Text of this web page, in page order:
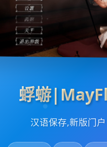
蜉蝣
汉语保存,新版门户